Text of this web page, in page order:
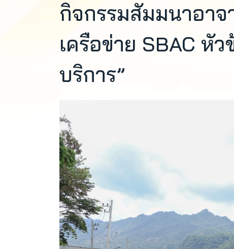
กิจกรรมสัมมนาอาจ
เครือข่าย SBAC หั
บริการ”